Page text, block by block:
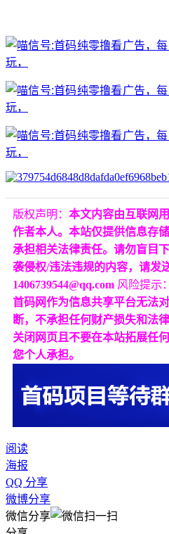
版权声明： 本文内容由互联网
作者本人。本站仅提供信息存
承担相关法律责任。请勿盲目
袭侵权/违法违规的内容，请发
1406739544@qq.com 风险提示：
首码网作为信息共享平台无法
断，不承担任何财产损失和法
关闭网页且不要在本站拓展任
您个人承担。
阅读
海报
QQ 分享
微博分享
微信分享